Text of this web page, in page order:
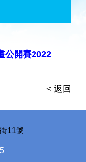
公開賽2022
< 返回
11號